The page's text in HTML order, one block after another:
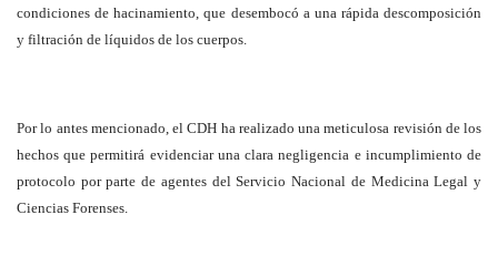
condiciones de hacinamiento, que desembocó a una rápida descomposición
y filtración de líquidos de los cuerpos.
Por lo antes mencionado, el CDH ha realizado una meticulosa revisión de los
hechos que permitirá evidenciar una clara negligencia e incumplimiento de
protocolo por parte de agentes del Servicio Nacional de Medicina Legal y
Ciencias Forenses.